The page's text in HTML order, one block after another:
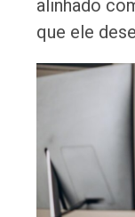
alinhado
que ele